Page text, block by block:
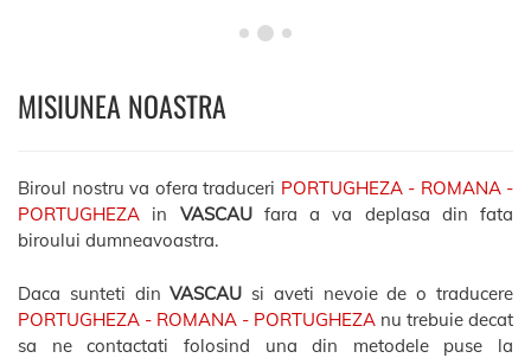
MISIUNEA NOASTRA
Biroul nostru va ofera traduceri PORTUGHEZA - ROMANA -
PORTUGHEZA in VASCAUfara a va deplasa din fata
biroului dumneavoastra.
Daca sunteti dinVASCAU si aveti nevoie de o traducere
PORTUGHEZA - ROMANA - PORTUGHEZA nu trebuie decat
sa ne contactati folosind una din metodele puse la